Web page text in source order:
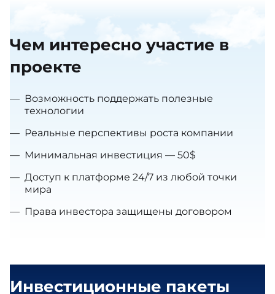
Чем интересно участие в
проекте
— Возможность поддержать полезные
технологии
— Реальные перспективы роста компании
— Минимальная инвестиция — 50$
— Доступ к платформе 24/7 из любой точки
мира
— Права инвестора защищены договором
Инвестиционные пакеты